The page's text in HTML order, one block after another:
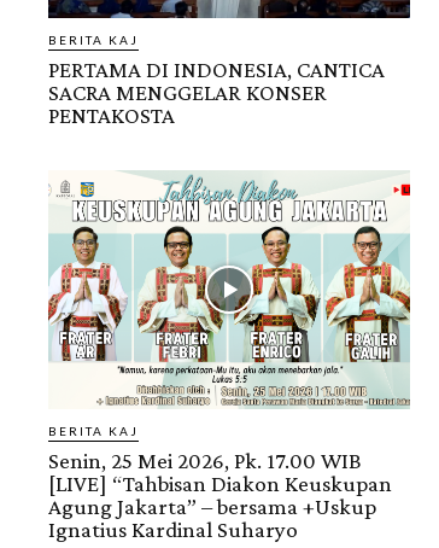
BERITA KAJ
PERTAMA DI INDONESIA, CANTICA
SACRA MENGGELAR KONSER
PENTAKOSTA
BERITA KAJ
Senin, 25 Mei 2026, Pk. 17.00 WIB
[LIVE] “Tahbisan Diakon Keuskupan
Agung Jakarta” – bersama +Uskup
Ignatius Kardinal Suharyo